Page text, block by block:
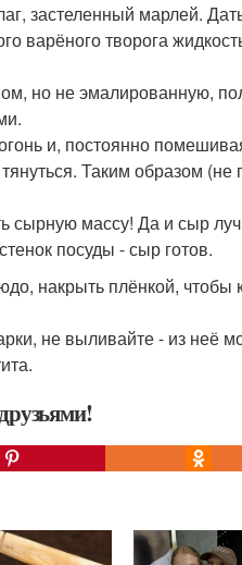
застеленный марлей.
варёного творога
но не эмалированную,
и, постоянно
Таким образом
сырную массу! Да и сыр
посуды - сыр готов.
накрыть плёнкой, чтобы
не выливайте - из неё